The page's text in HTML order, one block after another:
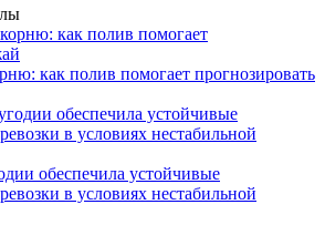
как полив помогает прогнозировать
обеспечила устойчивые
в условиях нестабильной